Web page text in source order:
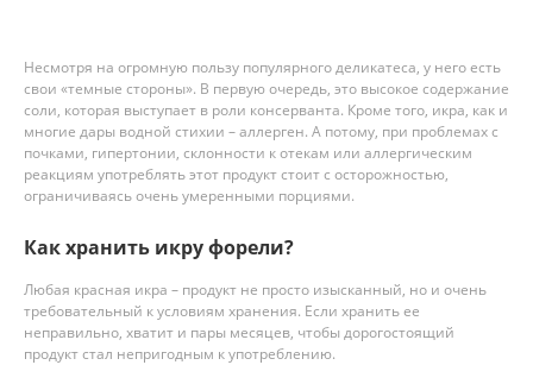
Несмотря на огромную пользу популярного деликатеса, у него есть
свои «темные стороны». В первую очередь, это высокое содержание
соли, которая выступает в роли консерванта. Кроме того, икра, как и
многие дары водной стихии – аллерген. А потому, при проблемах с
почками, гипертонии, склонности к отекам или аллергическим
реакциям употреблять этот продукт стоит с осторожностью,
ограничиваясь очень умеренными порциями.
Как хранить икру форели?
Любая красная икра – продукт не просто изысканный, но и очень
требовательный к условиям хранения. Если хранить ее
неправильно, хватит и пары месяцев, чтобы дорогостоящий
продукт стал непригодным к употреблению.